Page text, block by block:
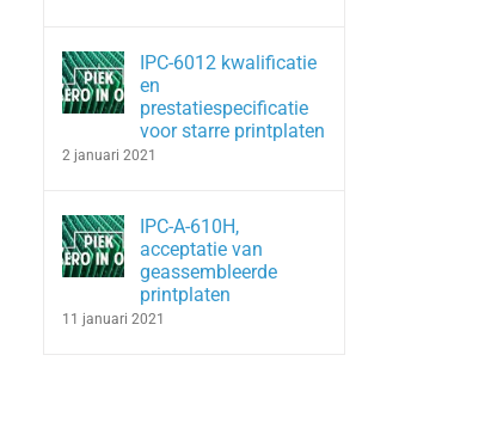
IPC-6012 kwalificatie
en
prestatiespecificatie
voor starre printplaten
2 januari 2021
IPC-A-610H,
acceptatie van
geassembleerde
printplaten
11 januari 2021